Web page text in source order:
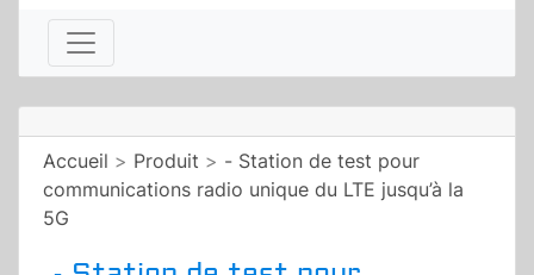
Accueil > Produit > - Station de test pour
communications radio unique du LTE jusqu’à la
5G